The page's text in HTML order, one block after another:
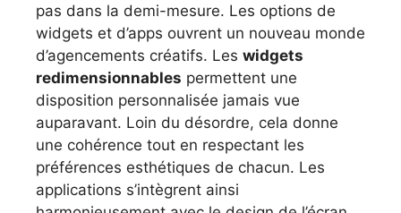
pas dans la demi-mesure. Les options de
widgets et d’apps ouvrent un nouveau monde
d’agencements créatifs. Les widgets
redimensionnables permettent une
disposition personnalisée jamais vue
auparavant. Loin du désordre, cela donne
une cohérence tout en respectant les
préférences esthétiques de chacun. Les
applications s’intègrent ainsi